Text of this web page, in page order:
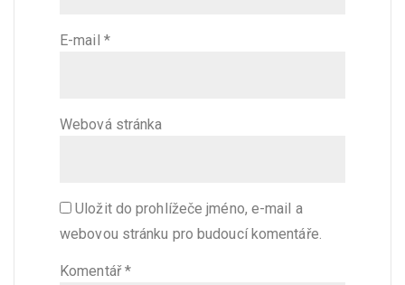
E-mail *
Webová stránka
Uložit do prohlížeče jméno, e-mail a
webovou stránku pro budoucí komentáře.
Komentář*